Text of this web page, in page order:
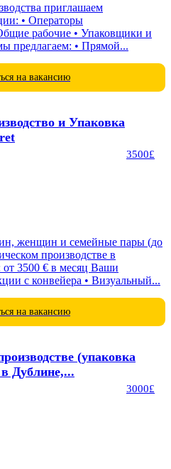
приглашаем
персонал производства Что мы предлагаем: • Прямой...
на вакансию
и Упаковка
3500£
женщин и семейные пары (до
производстве в
с конвейера • Визуальный...
на вакансию
(упаковка
Дублине,...
3000£